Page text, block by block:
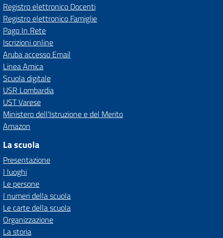
Registro elettronico Docenti
Registro elettronico Famiglie
Pago In Rete
Iscrizioni online
Aruba accesso Email
Linea Amica
Scuola digitale
USR Lombardia
UST Varese
Ministero dell'Istruzione e del Merito
Amazon
La scuola
Presentazione
I luoghi
Le persone
I numeri della scuola
Le carte della scuola
Organizzazione
La storia